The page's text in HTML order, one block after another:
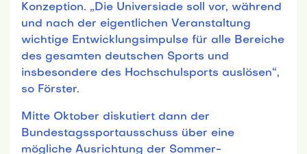
Konzeption. „Die Universiade soll vor, während
und nach der eigentlichen Veranstaltung
wichtige Entwicklungsimpulse für alle Bereiche
des gesamten deutschen Sports und
insbesondere des Hochschulsports auslösen“,
so Förster.
Mitte Oktober diskutiert dann der
Bundestagssportausschuss über eine
mögliche Ausrichtung der Sommer-